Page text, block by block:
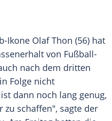
Ikone Olaf Thon (56) hat
von Fußball-
nach dem dritten
Folge nicht
dann noch lang genug,
zu schaffen", sagte der